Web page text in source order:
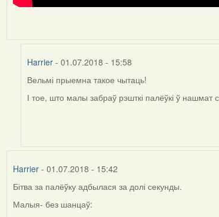
Harrier- 01.07.2018 - 15:58
In
reply
Вельмі прыемна такое чытаць!
І тое, што малы забраў рэшткі палёўкі ў нашмат
Harrier - 01.07.2018 - 15:42
Бітва за палёўку адбылася за долі секунды.
Малыя- без шанцаў: